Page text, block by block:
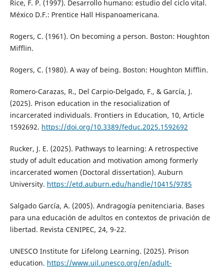
Rice, F. P. (1997). Desarrollo humano: estudio del ciclo vital.
México D.F.: Prentice Hall Hispanoamericana.
Rogers, C. (1961). On becoming a person. Boston: Houghton
Mifflin.
Rogers, C. (1980). A way of being. Boston: Houghton Mifflin.
Romero-Carazas, R., Del Carpio-Delgado, F., & García, J.
(2025). Prison education in the resocialization of
incarcerated individuals. Frontiers in Education, 10, Article
1592692. https://doi.org/10.3389/feduc.2025.1592692
Rucker, J. E. (2025). Pathways to learning: A retrospective
study of adult education and motivation among formerly
incarcerated women (Doctoral dissertation). Auburn
University. https://etd.auburn.edu/handle/10415/9785
Salgado García, A. (2005). Andragogía penitenciaria. Bases
para una educación de adultos en contextos de privación de
libertad. Revista CENIPEC, 24, 9-22.
UNESCO Institute for Lifelong Learning. (2025). Prison
education. https://www.uil.unesco.org/en/adult-